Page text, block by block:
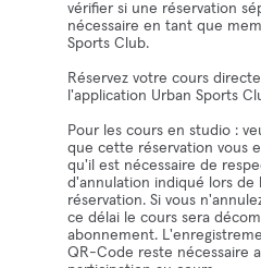
vérifier si une réservation
nécessaire en tant que
Sports Club.
Réservez votre cours
l'application Urban Sports
Pour les cours en studio :
que cette réservation vous
qu'il est nécessaire de
d'annulation indiqué lors de
réservation. Si vous
ce délai le cours sera
abonnement.
QR-Code reste nécessaire